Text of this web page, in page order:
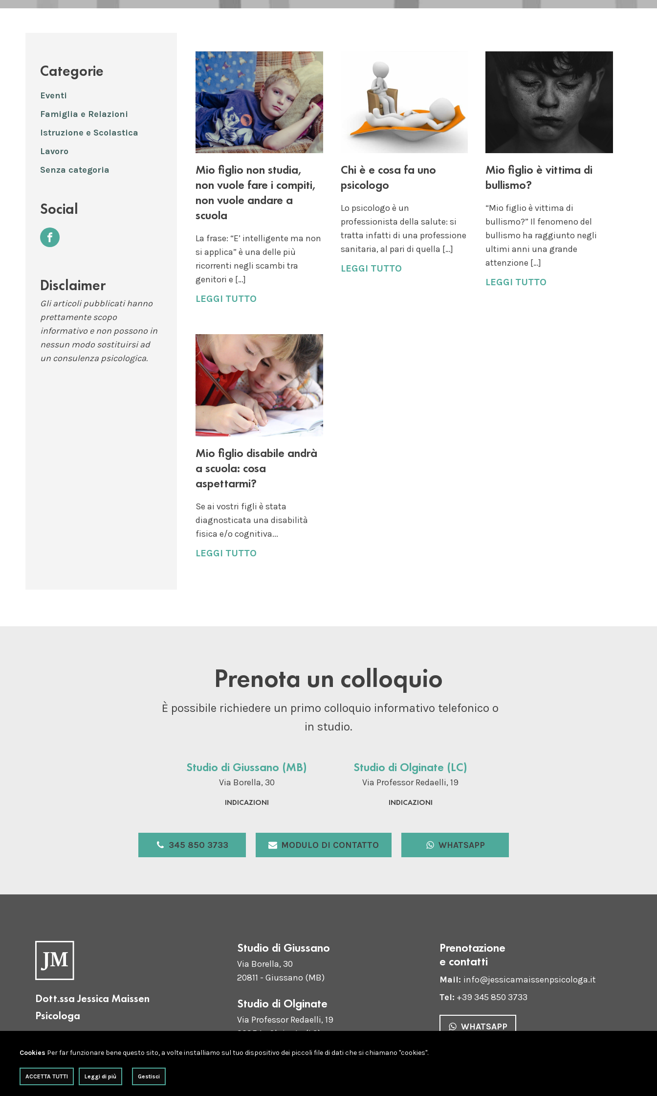
Categorie
Eventi
Famiglia e Relazioni
Istruzione e Scolastica
Lavoro
Senza categoria
Social
Disclaimer
Gli articoli pubblicati hanno
prettamente scopo
informativo e non possono in
nessun modo sostituirsi ad
un consulenza psicologica.
Mio figlio non studia,
non vuole fare i compiti,
non vuole andare a
scuola
La frase: “E’ intelligente ma non
si applica” è una delle più
ricorrenti negli scambi tra
genitori e […]
LEGGI TUTTO
Chi è e cosa fa uno
psicologo
Lo psicologo è un
professionista della salute: si
tratta infatti di una professione
sanitaria, al pari di quella […]
LEGGI TUTTO
Mio figlio è vittima di
bullismo?
“Mio figlio è vittima di
bullismo?” Il fenomeno del
bullismo ha raggiunto negli
ultimi anni una grande
attenzione […]
LEGGI TUTTO
Mio figlio disabile andrà
a scuola: cosa
aspettarmi?
Se ai vostri figli è stata
diagnosticata una disabilità
fisica e/o cognitiva...
LEGGI TUTTO
Prenota un colloquio
È possibile richiedere un primo colloquio informativo telefonico o
in studio.
Studio di Giussano (MB)
Via Borella, 30
INDICAZIONI
Studio di Olginate (LC)
Via Professor Redaelli, 19
INDICAZIONI
345 850 3733 MODULO DI CONTATTO WHATSAPP
Dott.ssa Jessica Maissen
Psicologa
Studio di Giussano
Via Borella, 30
20811 - Giussano (MB)
Studio di Olginate
Via Professor Redaelli, 19
23854 - Olginate (LC)
Prenotazione
e contatti
Mail: info@jessicamaissenpsicologa.it
Tel: +39 345 850 3733
WHATSAPP
Cookies Per far funzionare bene questo sito, a volte installiamo sul tuo dispositivo dei piccoli file di dati che si chiamano "cookies".
ACCETTA TUTTI Leggi di più Gestisci